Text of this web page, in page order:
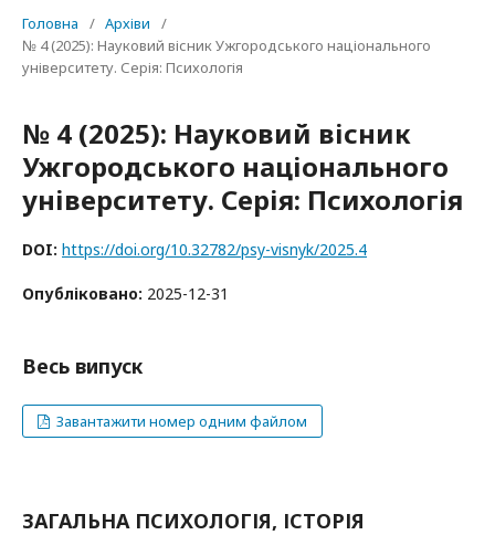
Головна / Архіви
/
№ 4 (2025): Науковий вісник Ужгородського національного
університету. Серія: Психологія
№ 4 (2025): Науковий вісник
Ужгородського національного
університету. Серія: Психологія
DOI: https://doi.org/10.32782/psy-visnyk/2025.4
Опубліковано: 2025-12-31
Весь випуск
Завантажити номер одним файлом
ЗАГАЛЬНА ПСИХОЛОГІЯ, ІСТОРІЯ